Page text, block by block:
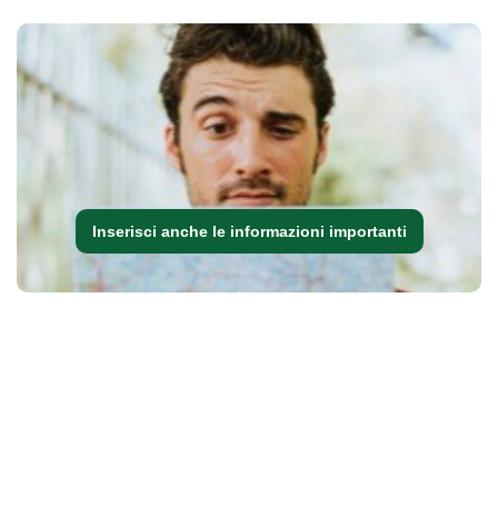
Inserisci anche le informazioni importanti